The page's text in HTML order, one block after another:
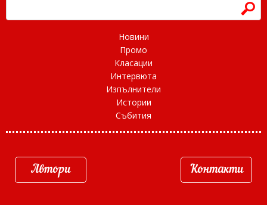
h
Новини
Промо
Класации
Интервюта
Изпълнители
Истории
Събития
Автори Контакти